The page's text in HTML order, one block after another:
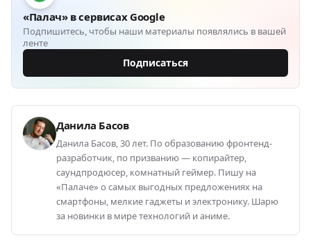
«Палач» в сервисах Google
Подпишитесь, чтобы наши материалы появлялись в вашей
ленте
Подписаться
Данила Басов
Данила Басов, 30 лет. По образованию фронтенд-
разработчик, по призванию — копирайтер,
саундпродюсер, комнатный геймер. Пишу на
«Палаче» о самых выгодных предложениях на
смартфоны, мелкие гаджеты и электронику. Шарю
за новинки в мире технологий и аниме.